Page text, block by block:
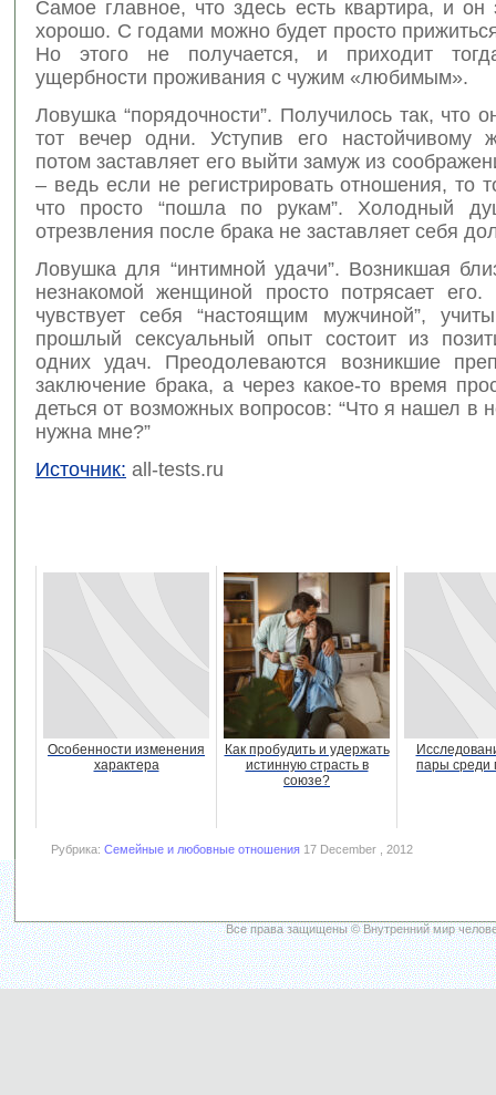
Самое главное, что здесь есть квартира, и он
хорошо. С годами можно будет просто
Но этого не получается, и приходит
ущербности проживания с чужим «любимым».
Ловушка “порядочности”. Получилось так, что
тот вечер одни. Уступив его настойчивому
потом заставляет его выйти замуж из
– ведь если не регистрировать отношения, то
что просто “пошла по рукам”. Холодный
отрезвления после брака не заставляет себя
Ловушка для “интимной удачи”. Возникшая
незнакомой женщиной просто потрясает
чувствует себя “настоящим мужчиной”,
прошлый сексуальный опыт состоит из
одних удач. Преодолеваются возникшие
заключение брака, а через какое-то время
деться от возможных вопросов: “Что я нашел в
нужна мне?”
Источник: all-tests.ru
Особенности изменения
характера
Как пробудить и удержать
истинную страсть в
союзе?
пары среди
Рубрика: Семейные и любовные отношения 17 December , 2012
Все права защищены © Внутренний мир